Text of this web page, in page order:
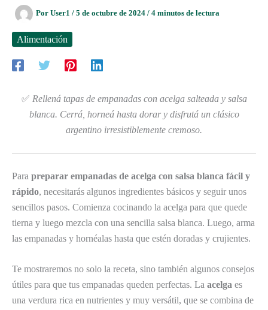
Por User1 / 5 de octubre de 2024 / 4 minutos de lectura
Alimentación
✅ Rellená tapas de empanadas con acelga salteada y salsa
blanca. Cerrá, horneá hasta dorar y disfrutá un clásico
argentino irresistiblemente cremoso.
Para preparar empanadas de acelga con salsa blanca fácil y
rápido, necesitarás algunos ingredientes básicos y seguir unos
sencillos pasos. Comienza cocinando la acelga para que quede
tierna y luego mezcla con una sencilla salsa blanca. Luego, arma
las empanadas y hornéalas hasta que estén doradas y crujientes.
Te mostraremos no solo la receta, sino también algunos consejos
útiles para que tus empanadas queden perfectas. La acelga es
una verdura rica en nutrientes y muy versátil, que se combina de